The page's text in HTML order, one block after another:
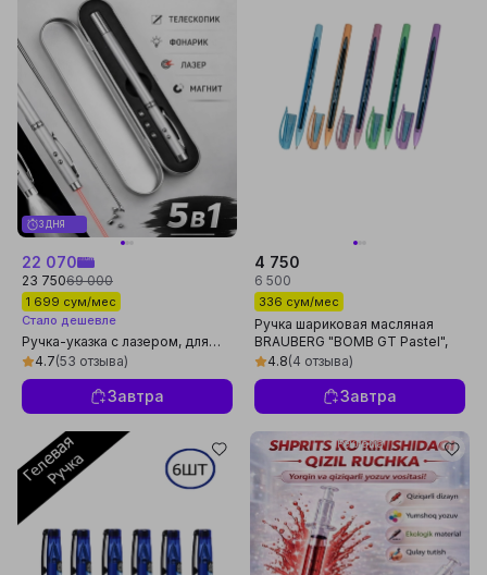
3 ДНЯ
22 070
23 75069 000
1 699 сум/мес
Стало дешевле
Ручка-указка с лазером, для
презентаций, фонарик, магнит
4.7(53 отзыва)
Завтра
4 750
6 500
336 сум/мес
Ручка шариковая масляная
BRAUBERG "BOMB GT Pastel",
СИНЯЯ, прорезиненный корпус,
143347
4.8(4 отзыва)
Завтра
Реклама